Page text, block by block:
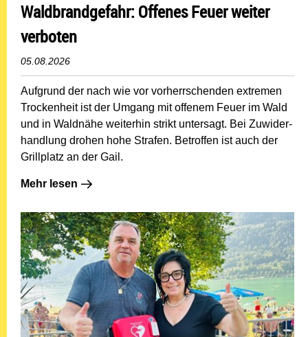
Waldbrandgefahr: Offenes Feuer weiter
verboten
05.08.2026
Aufgrund der nach wie vor vorherrschenden extremen
Trockenheit ist der Umgang mit offenem Feuer im Wald
und in Waldnähe weiterhin strikt untersagt. Bei Zuwider­
handlung drohen hohe Strafen. Betroffen ist auch der
Grillplatz an der Gail.
Mehr lesen: Waldbrandgefahr: Offenes Feuer weiter
Mehr lesen